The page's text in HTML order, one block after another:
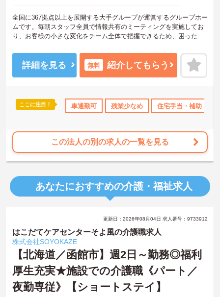
手当・補助 日勤のみ 年間休日110日以上 ブランクOK
全国に367拠点以上を展開する大手グループが運営するグループホー
ムです。毎朝スタッフ全員で情報共有のミーティングを実施してお
り、お客様の小さな変化をチーム全体で把握できるため、困った時
年2回に加え、日々の努力や売上への寄与を評価する特別報酬が支給
されるため、高いモチベーションを保ちながら勤務できる環境で
す。さらに、清潔感があれば髪色やネイルなどの規定がなく、ご自
い研修体制を通じて働きながらスキルアップを目指すことも可能で
す。年間17日のリフレッシュ休暇や定年後の再雇用制度など、長期
★おすすめPOINT★
【チーム全体で情報を共有し、一人で抱え込まずに働ける環境で
め、お客様の変化や業務連絡を細やかに把握できます。
・困った時もすぐに相談してフォローし合える体制が整っているの
で、安心して業務に取り組むことが期待できます。
・賞与年2回に加え、施設運営への貢献やチームワークを評価する特
別報酬が支給される仕組みがあります。
・目に見える形で日々の努力がしっかりと還元されることで、高い
モチベーションを保ちながら将来的な昇給を目指せます。
【自分らしいスタイルを大切にしながら、無理のないペースで働け
ます】
・清潔感と節度があれば髪色やネイルなどの制限がないため、ご自
詳細を見る 無料 紹介してもらう
ここに注目！ 車通勤可 残業少なめ 住宅手当・補助
この法人の別の求人の一覧を見る
あなたにおすすめの介護・福祉求人
更新日：2026年08月04日 求人番号：9733912
はこだてケアセンターそよ風の介護職求人
株式会社SOYOKAZE
【北海道／函館市】週2日～勤務◎福利
厚生充実★施設での介護職《パート／
夜勤専従》【ショートステイ】